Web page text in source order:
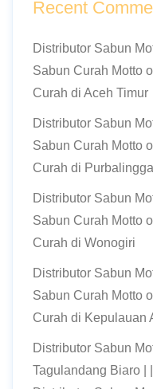
Recent
Distributor Sabun
Sabun Curah Motto
Curah di Aceh Timur
Distributor Sabun
Sabun Curah Motto
Curah di Purbalingga
Distributor Sabun
Sabun Curah Motto
Curah di Wonogiri
Distributor Sabun
Sabun Curah Motto
Curah di Kepulauan
Distributor Sabun
Tagulandang Biaro |